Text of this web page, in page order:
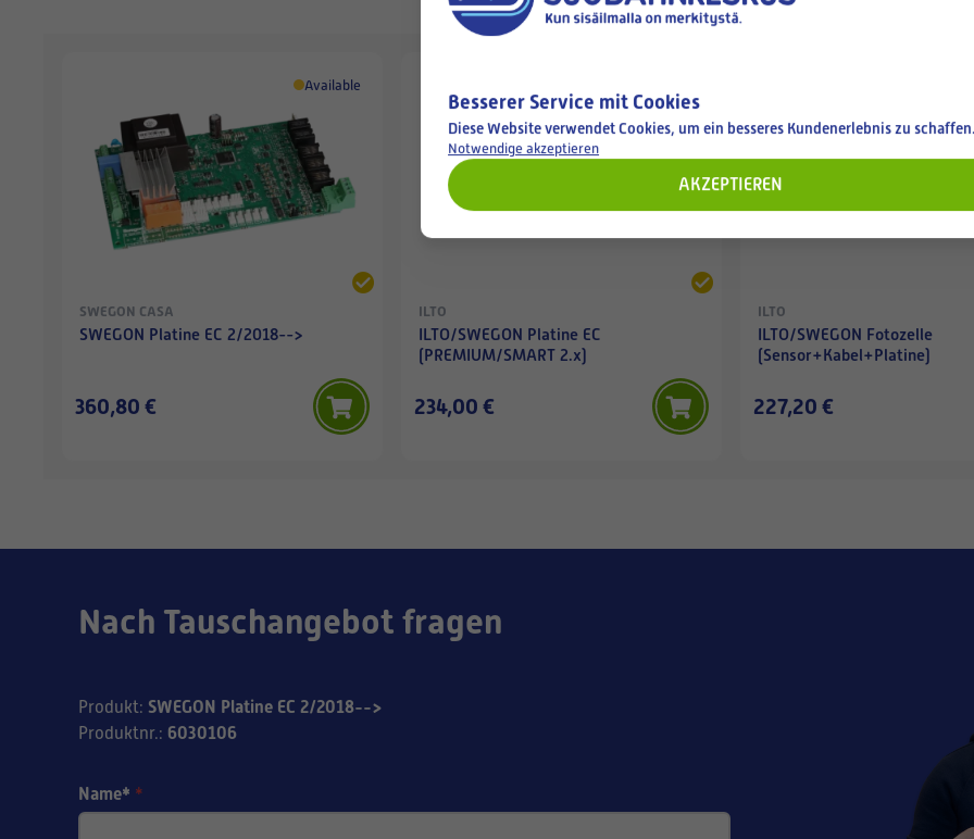
Available
SWEGON CASA
SWEGON Platine EC 2/2018-->
360,80 €
ILTO
ILTO/SWEGON Platine EC
(PREMIUM/SMART 2.x)
234,00 €
ILTO
ILTO/SWEGON Fotozelle
(Sensor+Kabel+Platine)
227,20 €
Nach Tauschangebot fragen
Produkt: SWEGON Platine EC 2/2018-->
Produktnr.: 6030106
Name* *
Besserer Service mit Cookies
Diese Website verwendet Cookies, um ein besseres Kundenerlebnis zu schaffen.
Notwendige akzeptieren
AKZEPTIEREN